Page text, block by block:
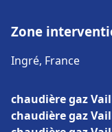
Zone
Ingré, France
chaudière gaz
chaudière gaz